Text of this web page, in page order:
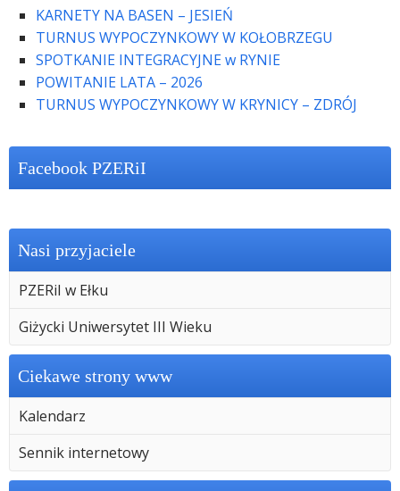
KARNETY NA BASEN – JESIEŃ
TURNUS WYPOCZYNKOWY W KOŁOBRZEGU
SPOTKANIE INTEGRACYJNE w RYNIE
POWITANIE LATA – 2026
TURNUS WYPOCZYNKOWY W KRYNICY – ZDRÓJ
Facebook PZERiI
Nasi przyjaciele
PZERiI w Ełku
Giżycki Uniwersytet III Wieku
Ciekawe strony www
Kalendarz
Sennik internetowy